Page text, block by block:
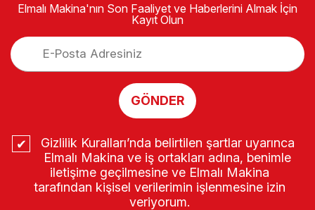
Elmalı Makina'nın Son Faaliyet ve Haberlerini Almak İçin
Kayıt Olun
GÖNDER
Gizlilik Kuralları’nda belirtilen şartlar uyarınca
Elmalı Makina ve iş ortakları adına, benimle
iletişime geçilmesine ve Elmalı Makina
tarafından kişisel verilerimin işlenmesine izin
veriyorum.